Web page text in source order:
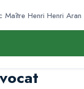
Maître Henri Henri Aran